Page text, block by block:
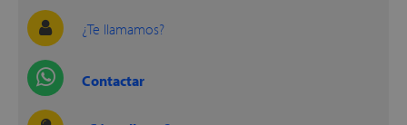
¿Te llamamos?
Contactar